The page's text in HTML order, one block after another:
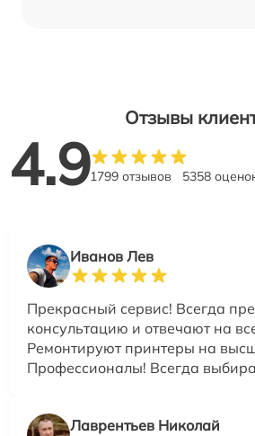
Отзывы
4.91799 отзывов 5358
Иванов Лев
Прекрасный сервис! Всегда
консультацию и отвечают на
Ремонтируют принтеры на
Профессионалы! Всегда
Лаврентьев Николай